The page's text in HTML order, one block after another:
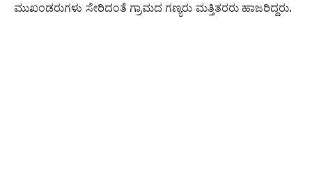
ಮುಖಂಡರುಗಳು ಸೇರಿದಂತೆ ಗ್ರಾಮದ ಗಣ್ಯರು ಮತ್ತಿತರರು ಹಾಜರಿದ್ದರು.